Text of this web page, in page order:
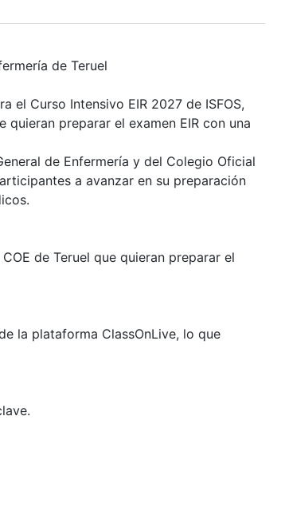
de Teruel
el Curso Intensivo EIR 2027 de ISFOS,
preparar el examen EIR con una
de Enfermería y del Colegio Oficial
a avanzar en su preparación
de Teruel que quieran preparar el
la plataforma ClassOnLive, lo que